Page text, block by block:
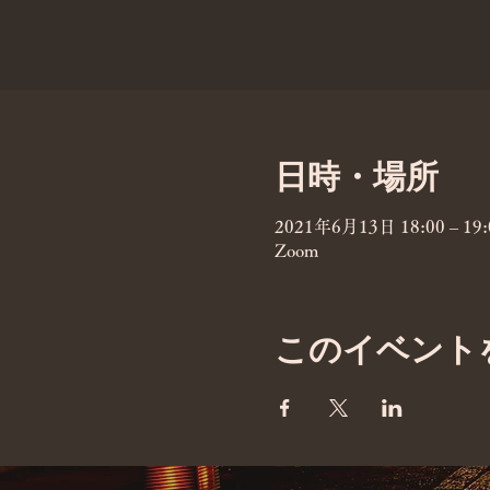
日時・場所
2021年6月13日 18:00 –
Zoom
このイベント